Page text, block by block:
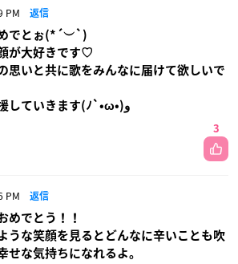
PM 返信
でとぉ(*´︶`)
が大好きです♡
思いと共に歌をみんなに届けて欲しいで
これからもずっと応援していきます(ﾉ`•ω•)و
3
PM 返信
めでとう！！
うな笑顔を見るとどんなに辛いことも吹
せな気持ちになれるよ。